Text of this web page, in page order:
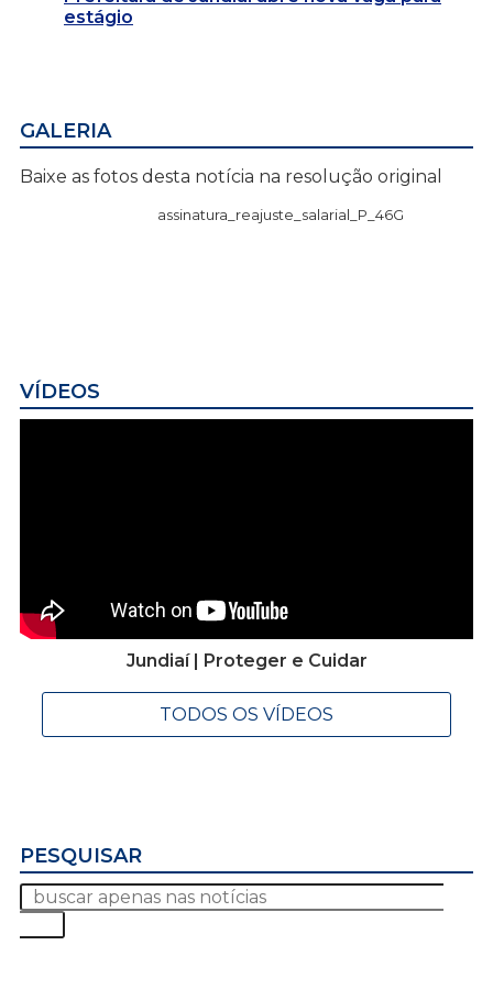
estágio
GALERIA
Baixe as fotos desta notícia na resolução original
assinatura_reajuste_salarial_P_46G
VÍDEOS
Jundiaí | Proteger e Cuidar
TODOS OS VÍDEOS
PESQUISAR